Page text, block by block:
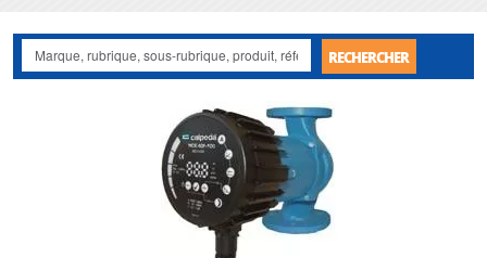
RECHERCHER